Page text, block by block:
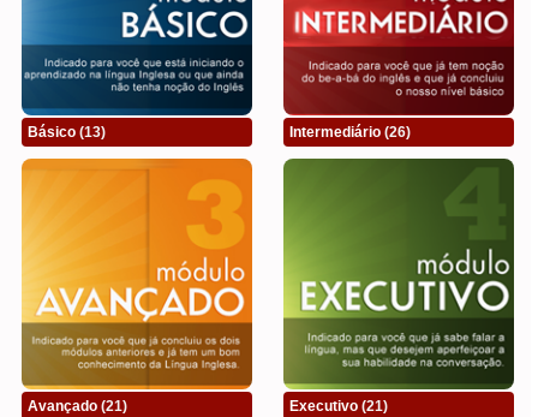
Básico (13) Intermediário(26)
Avançado (21) Executivo(21)